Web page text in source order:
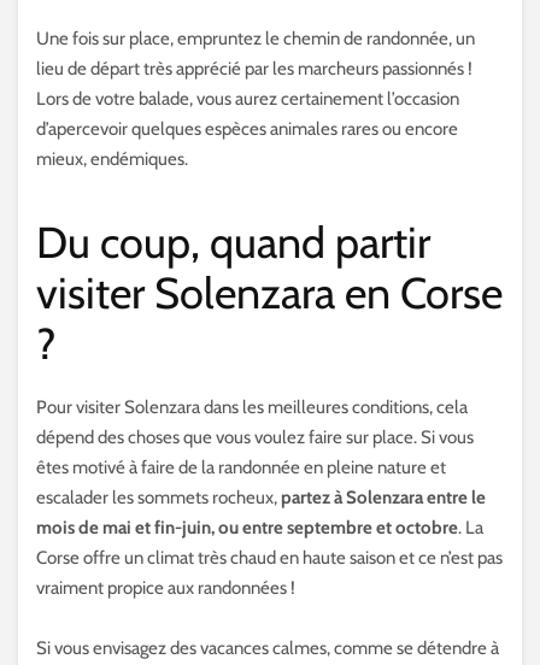
Une fois sur place, empruntez le chemin de randonnée, un
lieu de départ très apprécié par les marcheurs passionnés !
Lors de votre balade, vous aurez certainement l’occasion
d’apercevoir quelques espèces animales rares ou encore
mieux, endémiques.
Du coup, quand partir
visiter Solenzara en Corse
?
Pour visiter Solenzara dans les meilleures conditions, cela
dépend des choses que vous voulez faire sur place. Si vous
êtes motivé à faire de la randonnée en pleine nature et
escalader les sommets rocheux, partez à Solenzara entre le
mois de mai et fin-juin, ou entre septembre et octobre. La
Corse offre un climat très chaud en haute saison et ce n’est pas
vraiment propice aux randonnées !
Si vous envisagez des vacances calmes, comme se détendre à